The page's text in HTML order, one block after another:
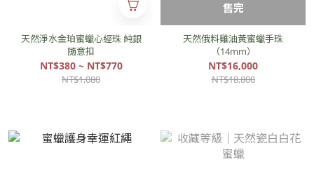
天然淨水金珀蜜蠟心經珠 純銀
隨意扣
NT$380 ~ NT$770
NT$1,080
售完
天然俄料雞油黃蜜蠟手珠
（14mm）
NT$16,000
NT$18,800